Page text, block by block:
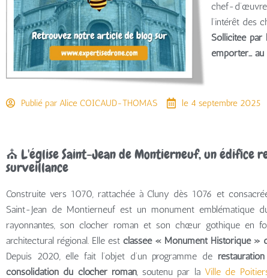
chef-
l’intérêt des
Sollicitée par
emporter…
Publié par Alice COICAUD-THOMAS le 4 septembre 2025
⛪ L'église Saint-Jean de Montierneuf, un édifice
surveillance
Construite vers 1070, rattachée à Cluny dès 1076 et
Saint-Jean de Montierneuf est un monument emblématique
rayonnantes, son clocher roman et son chœur gothique en
architectural régional. Elle est classée « Monument Historique »
Depuis 2020, elle fait l’objet d’un programme de
consolidation du clocher roman, soutenu par la Ville de